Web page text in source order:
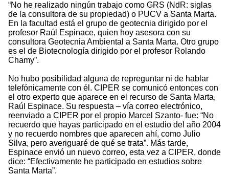
“No he realizado ningún trabajo como GRS (NdR: siglas
de la consultora de su propiedad) o PUCV a Santa Marta.
En la facultad está el grupo de geotecnia dirigido por el
profesor Raúl Espinace, quien hoy asesora con su
consultora Geotecnia Ambiental a Santa Marta. Otro grupo
es el de Biotecnología dirigido por el profesor Rolando
Chamy”.
No hubo posibilidad alguna de repreguntar ni de hablar
telefónicamente con él. CIPER se comunicó entonces con
el otro experto que aparece en el recurso de Santa Marta,
Raúl Espinace. Su respuesta – vía correo electrónico,
reenviado a CIPER por el propio Marcel Szanto- fue: “No
recuerdo que hayas participado en el estudio del año 2004
y no recuerdo nombres que aparecen ahí, como Julio
Silva, pero averiguaré de qué se trata”. Más tarde,
Espinace envió un nuevo correo, esta vez a CIPER, donde
dice: “Efectivamente he participado en estudios sobre
Santa Marta”.